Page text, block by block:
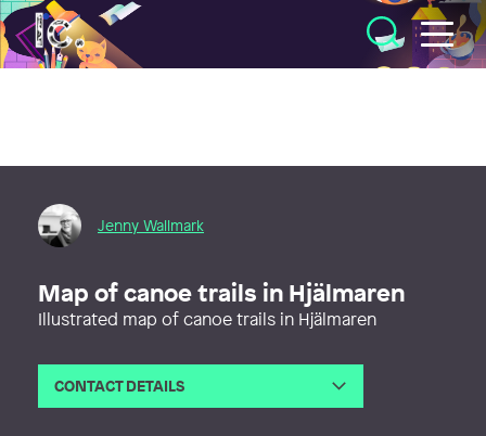
Illustratörcentrum
Jenny Wallmark
Map of canoe trails in Hjälmaren
Illustrated map of canoe trails in Hjälmaren
CONTACT DETAILS